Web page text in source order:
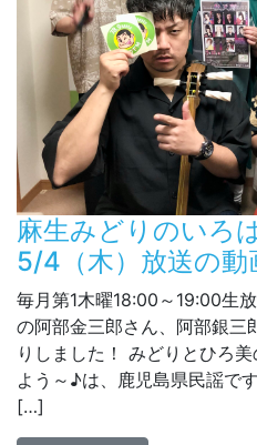
麻生みどりのいろ
5/4（木）放送の動
毎月第1木曜18:00～19:00生
の阿部金三郎さん、阿部銀三
りしました！ みどりとひろ
よう～♪は、鹿児島県民謡で
[…]